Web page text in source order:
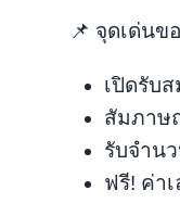
📌 จุดเด่นข
เปิดรับ
สัมภาษ
รับจำน
ฟรี! ค่า